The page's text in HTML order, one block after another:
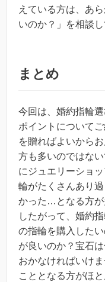
えている方は、あ
いのか？」を相談
まとめ
今回は、婚約指輪
ポイントについて
を贈ればよいから
方も多いのではな
にジュエリーショ
輪がたくさんあり
かった…となる方が
したがって、婚約
の指輪を購入した
が良いのか？宝石
おかなければいけ
こととなる方がほ